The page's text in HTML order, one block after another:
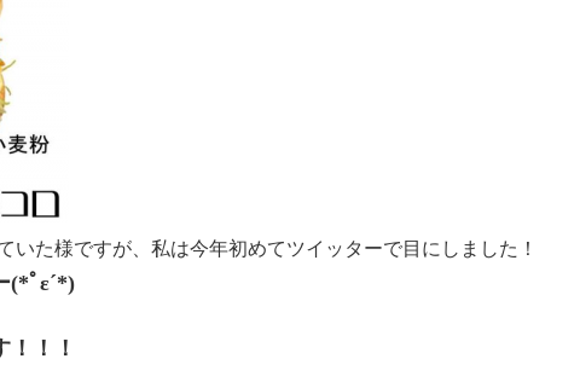
いた様ですが、私は今年初めてツイッターで目にしました！
(*ﾟε´*)
！！